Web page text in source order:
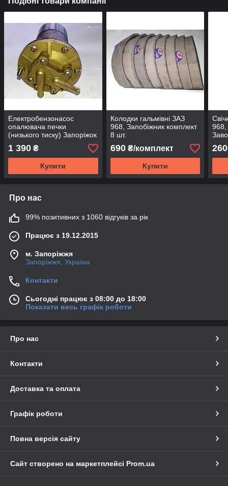
Електробензонасос
опалювача печки
(низького тиску) Запоріжок
ЗАЗ-965,968М.
Реставрація
1 390 ₴
Купити
Колодки гальмівні ЗАЗ
968, Запобіжник комплект
8 шт.
690₴/комплект
Купити
968,
260
Про нас
99% позитивних з 1060 відгуків за рік
Працює з 19.12.2015
м. Запоріжжя
Запоріжжя, Україна
Контакти
Сьогодні працює з 08:00 до 18:00
Показати весь графік роботи
Про нас
Контакти
Доставка та оплата
Графік роботи
Повна версія сайту
Сайт створено на маркетплейсі Prom.ua